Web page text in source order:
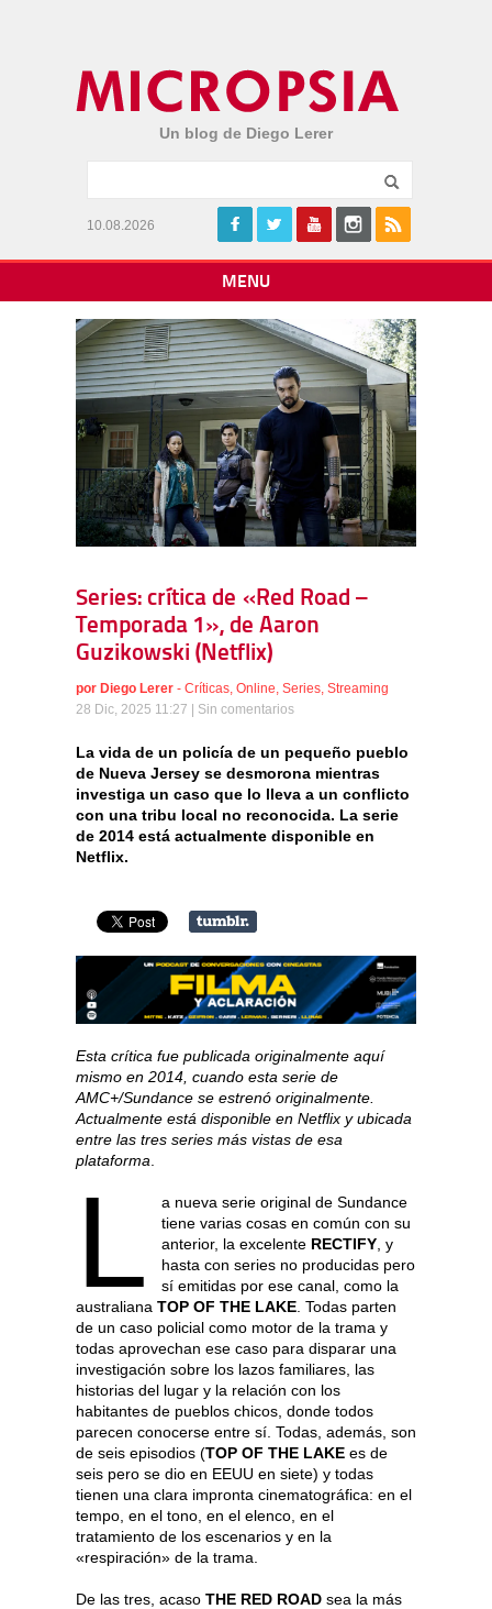
Un blog de Diego Lerer
10.08.2026
MENU
Series: crítica de «Red Road –
Temporada 1», de Aaron
Guzikowski (Netflix)
por Diego Lerer - Críticas Online Series Streaming
28 Dic, 2025 11:27 | Sin comentarios
La vida de un policía de un pequeño pueblo
de Nueva Jersey se desmorona mientras
investiga un caso que lo lleva a un conflicto
con una tribu local no reconocida. La serie
de 2014 está actualmente disponible en
Netflix.
Esta crítica fue publicada originalmente aquí
mismo en 2014, cuando esta serie de
AMC+/Sundance se estrenó originalmente.
Actualmente está disponible en Netflix y ubicada
entre las tres series más vistas de esa
plataforma
L
a nueva serie original de Sundance
tiene varias cosas en común con su
anterior, la excelente RECTIFY, y
hasta con series no producidas pero
sí emitidas por ese canal, como la
australiana TOP OF THE LAKE . Todas parten
de un caso policial como motor de la trama y
todas aprovechan ese caso para disparar una
investigación sobre los lazos familiares, las
historias del lugar y la relación con los
habitantes de pueblos chicos, donde todos
parecen conocerse entre sí. Todas, además, son
de seis episodios (TOP OF THE LAKE es de
seis pero se dio en EEUU en siete) y todas
tienen una clara impronta cinematográfica: en el
tempo, en el tono, en el elenco, en el
tratamiento de los escenarios y en la
«respiración» de la trama.
De las tres, acaso THE RED ROAD sea la más